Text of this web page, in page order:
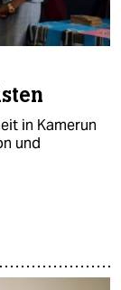
in Kamerun
und